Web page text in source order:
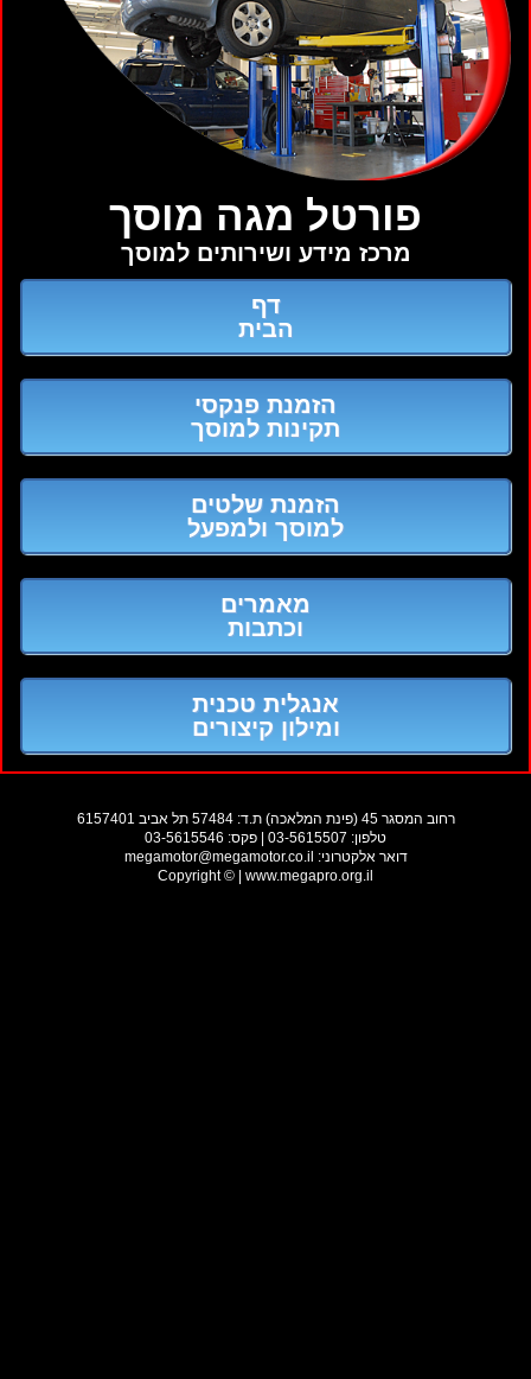
פורטל מגה מוסך
מרכז מידע ושירותים למוסך
דף
הבית
הזמנת פנקסי
תקינות למוסך
הזמנת שלטים
למוסך ולמפעל
מאמרים
וכתבות
אנגלית טכנית
ומילון קיצורים
רחוב המסגר 45 (פינת המלאכה) ת.ד: 57484 תל אביב 6157401
טלפון: 03-5615507 | פקס: 03-5615546
דואר אלקטרוני: megamotor@megamotor.co.il
Copyright © | www.megapro.org.il